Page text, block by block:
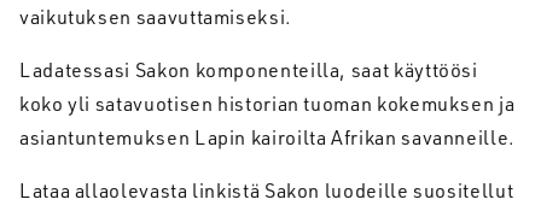
vaikutuksen saavuttamiseksi.
Ladatessasi Sakon komponenteilla, saat käyttöösi
koko yli satavuotisen historian tuoman kokemuksen ja
asiantuntemuksen Lapin kairoilta Afrikan savanneille.
Lataa allaolevasta linkistä Sakon luodeille suositellut